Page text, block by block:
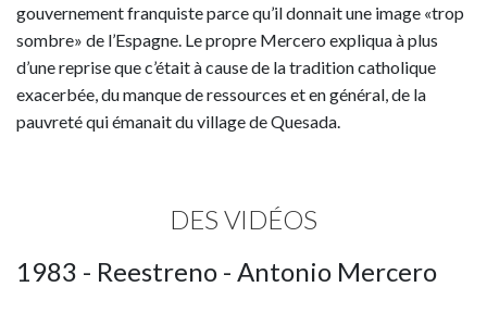
gouvernement franquiste parce qu’il donnait une image «trop
sombre» de l’Espagne. Le propre Mercero expliqua à plus
d’une reprise que c’était à cause de la tradition catholique
exacerbée, du manque de ressources et en général, de la
pauvreté qui émanait du village de Quesada.
DES VIDÉOS
1983 - Reestreno - Antonio Mercero